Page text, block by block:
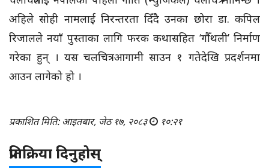
अहिले सोही नामलाई निरन्तरता दिँदै उनका छोरा डा. कपिल
रिजालले नयाँ पुस्ताका लागि फरक कथासहित ‘गौँथली’ निर्माण
गरेका हुन् । यस चलचित्र आगामी साउन १ गतेदेखि प्रदर्शनमा
आउन लागेको हो ।
प्रकाशित मिति: आइतबार, जेठ १७, २०८३ १०:२१
प्रतिक्रिया दिनुहोस्